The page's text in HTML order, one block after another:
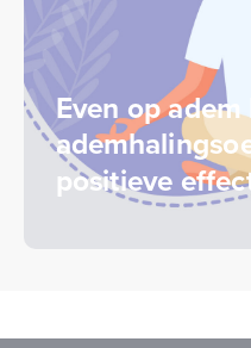
Even op adem
positieve